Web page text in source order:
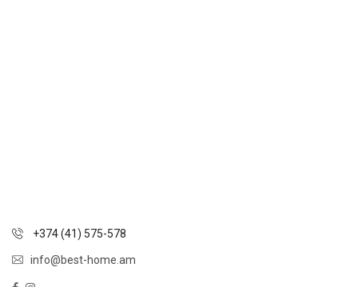
+374 (41) 575-578
info@best-home.am